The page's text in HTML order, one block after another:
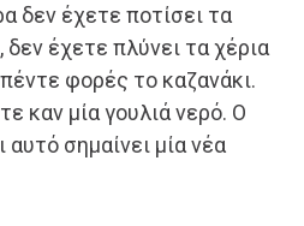
δεν έχετε ποτίσει τα
έχετε πλύνει τα χέρια
φορές το καζανάκι.
καν μία γουλιά νερό. Ο
σημαίνει μία νέα